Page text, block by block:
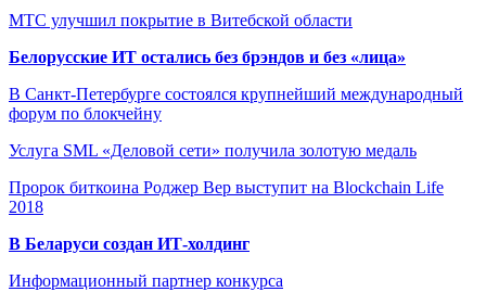
МТС улучшил покрытие в Витебской области
Белорусские ИТ остались без брэндов и без «лица»
В Санкт-Петербурге состоялся крупнейший международный
форум по блокчейну
Услуга SML «Деловой сети» получила золотую медаль
Пророк биткоина Роджер Вер выступит на Blockchain Life
2018
В Беларуси создан ИТ-холдинг
Информационный партнер конкурса